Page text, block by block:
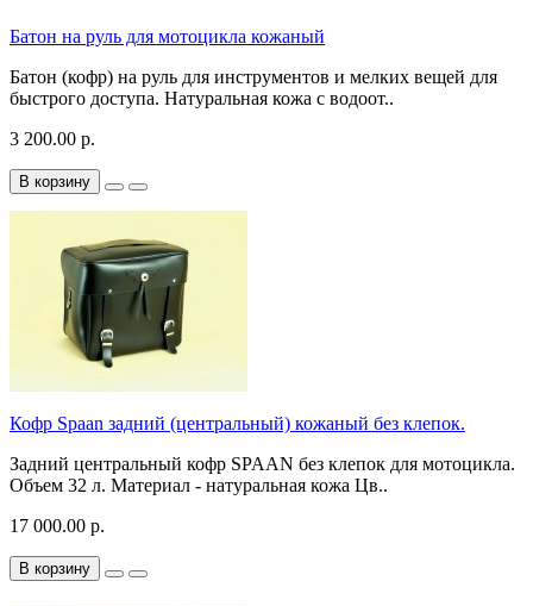
Батон на руль для мотоцикла кожаный
Батон (кофр) на руль для инструментов и мелких вещей для
быстрого доступа. Натуральная кожа с водоот..
3 200.00 р.
В корзину
Кофр Spaan задний (центральный) кожаный без клепок.
Задний центральный кофр SPAAN без клепок для мотоцикла.
Объем 32 л. Материал - натуральная кожа Цв..
17 000.00 р.
В корзину